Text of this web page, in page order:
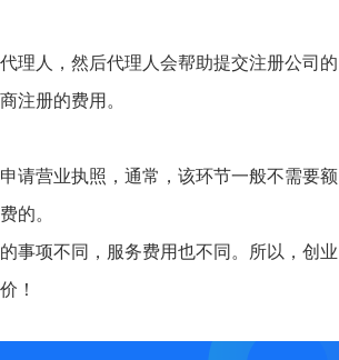
理人，然后代理人会帮助提交注册公司的
注册的费用。
请营业执照，通常，该环节一般不需要额
的。
事项不同，服务费用也不同。所以，创业
！